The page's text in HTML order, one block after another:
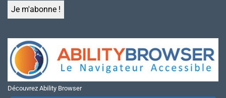
Découvrez Ability Browser